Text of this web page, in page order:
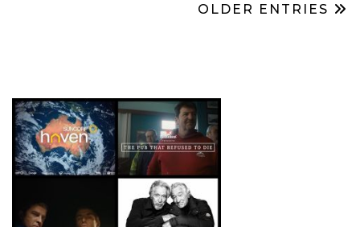
OLDER ENTRIES